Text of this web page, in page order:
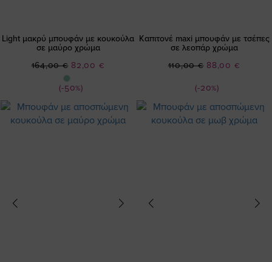
Light μακρύ μπουφάν με κουκούλα
σε μαύρο χρώμα
(-50%)
Ειδική
82,00 €
164,00 €
Καπιτονέ maxi μπουφάν με τσέπες
σε λεοπάρ χρώμα
(-20%)
Ειδική
88,00 €
110,00 €